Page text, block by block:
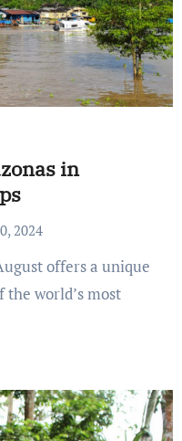
in
2024
world’s most